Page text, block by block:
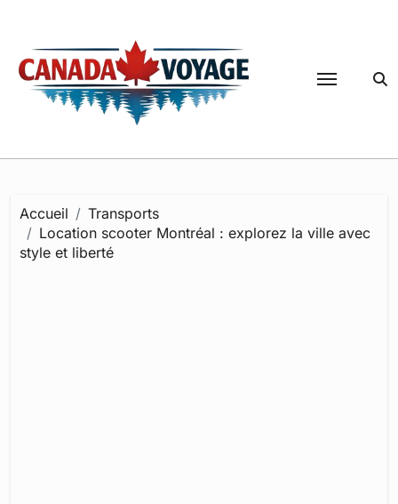
contenu
Accueil
Transports
Location scooter Montréal : explorez la ville avec
style et liberté